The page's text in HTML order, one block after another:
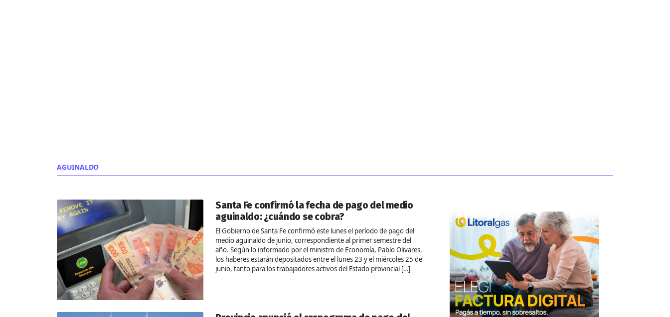
AGUINALDO
Santa Fe confirmó la fecha de pago del medio
aguinaldo: ¿cuándo se cobra?
El Gobierno de Santa Fe confirmó este lunes el período de pago del
medio aguinaldo de junio, correspondiente al primer semestre del
año. Según lo informado por el ministro de Economía, Pablo Olivares,
los haberes estarán depositados entre el lunes 23 y el miércoles 25 de
junio, tanto para los trabajadores activos del Estado provincial […]